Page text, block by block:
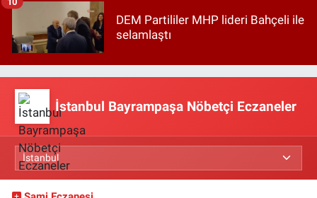
DEM Partililer MHP lideri Bahçeli ile
selamlaştı
İstanbul Bayrampaşa Nöbetçi Eczaneler